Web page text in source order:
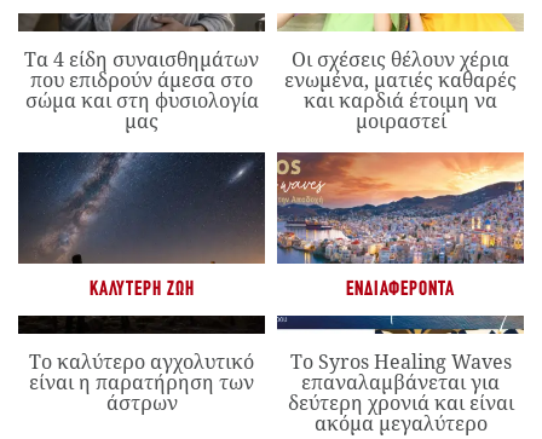
Τα 4 είδη συναισθημάτων
που επιδρούν άμεσα στο
σώμα και στη φυσιολογία
μας
Οι σχέσεις θέλουν χέρια
ενωμένα, ματιές καθαρές
και καρδιά έτοιμη να
μοιραστεί
ΚΑΛΎΤΕΡΗ ΖΩΉ
Το καλύτερο αγχολυτικό
είναι η παρατήρηση των
άστρων
ΕΝΔΙΑΦΈΡΟΝΤΑ
Το Syros Healing Waves
επαναλαμβάνεται για
δεύτερη χρονιά και είναι
ακόμα μεγαλύτερο